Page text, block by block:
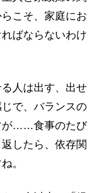
こそ、家庭にお
ばならないわけ
人は出す、出せ
で、バランスの
が……食事のたび
したら、依存関
。